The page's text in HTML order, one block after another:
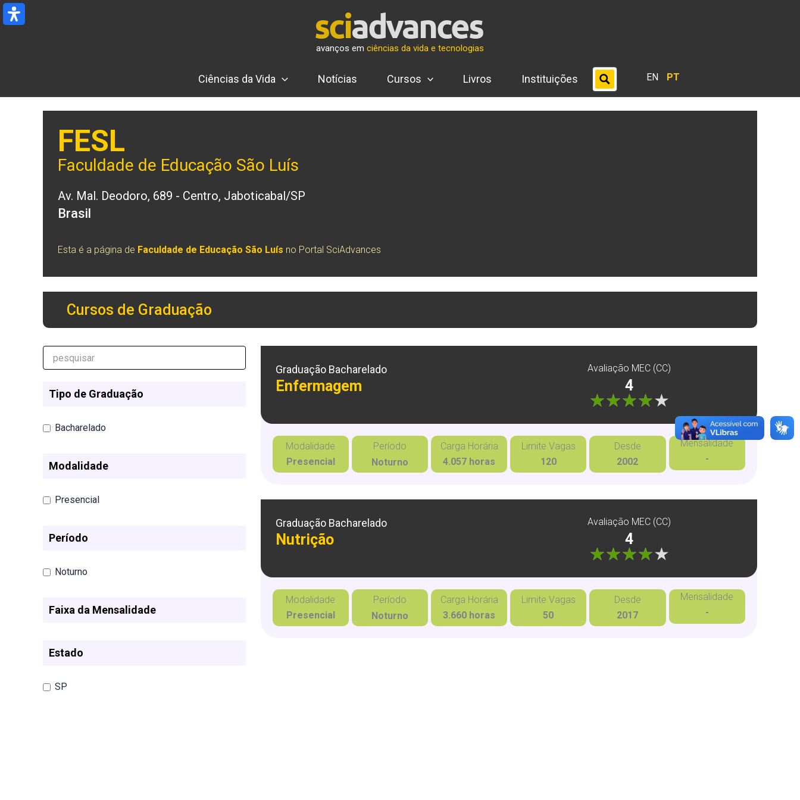
Ir
para
avanços em ciências da vida e tecnologias
Ciências da Vida Notícias Cursos Livros Instituições EN PT
FESL
Faculdade de Educação São Luís
Av. Mal. Deodoro, 689 - Centro, Jaboticabal/SP
Brasil
Esta é a página de Faculdade de Educação São Luís no Portal SciAdvances
Cursos de Graduação
Tipo de Graduação
Bacharelado
Modalidade
Presencial
Período
Noturno
Faixa da Mensalidade
Estado
SP
Graduação Bacharelado
Enfermagem
Avaliação MEC (CC)
4
Modalidade
Presencial
Período
Noturno
Carga Horária
4.057 horas
Limite Vagas
120
Desde
2002
Mensalidade
-
Graduação Bacharelado
Nutrição
Avaliação MEC (CC)
4
Modalidade
Presencial
Período
Noturno
Carga Horária
3.660 horas
Limite Vagas
50
Desde
2017
Mensalidade
-